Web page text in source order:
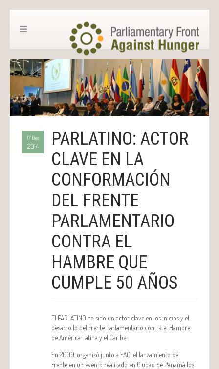
17 Dec
2014
PARLATINO: ACTOR
CLAVE EN LA
CONFORMACIÓN
DEL FRENTE
PARLAMENTARIO
CONTRA EL
HAMBRE QUE
CUMPLE 50 AÑOS
El PARLATINO ha sido un actor clave en los inicios y el
desarrollo del Frente Parlamentario contra el Hambre
de América Latina y el Caribe.
En 2009, organizó junto a FAO, el lanzamiento del
Frente en un evento realizado en Ciudad de Panamá los